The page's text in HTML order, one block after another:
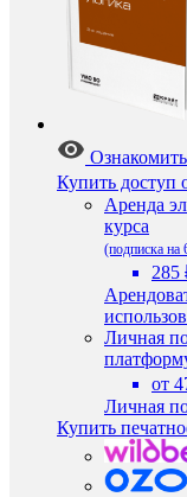
Купить доступ
Аренда
курса
(подписка на
285
Личная
от
Личная
Купить